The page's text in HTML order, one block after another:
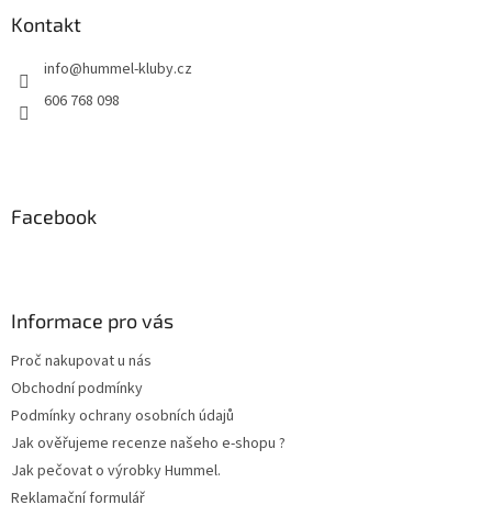
Kontakt
info@hummel-kluby.cz
606 768 098
Facebook
Informace pro vás
Proč nakupovat u nás
Obchodní podmínky
Podmínky ochrany osobních údajů
Jak ověřujeme recenze našeho e-shopu ?
Jak pečovat o výrobky Hummel.
Reklamační formulář